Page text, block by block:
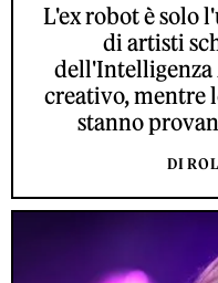
L'ex robot è solo
di artisti
dell'Intelligenza
creativo, mentre
stanno
DI